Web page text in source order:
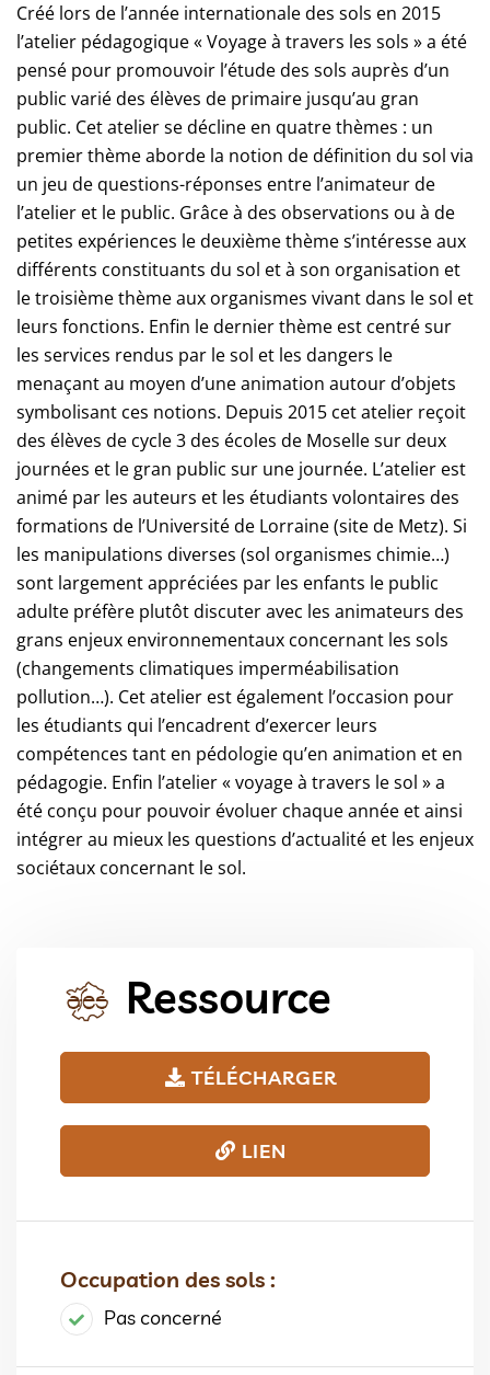
Créé lors de l’année internationale des sols en 2015
l’atelier pédagogique « Voyage à travers les sols » a été
pensé pour promouvoir l’étude des sols auprès d’un
public varié des élèves de primaire jusqu’au gran
public. Cet atelier se décline en quatre thèmes : un
premier thème aborde la notion de définition du sol via
un jeu de questions-réponses entre l’animateur de
l’atelier et le public. Grâce à des observations ou à de
petites expériences le deuxième thème s’intéresse aux
différents constituants du sol et à son organisation et
le troisième thème aux organismes vivant dans le sol et
leurs fonctions. Enfin le dernier thème est centré sur
les services rendus par le sol et les dangers le
menaçant au moyen d’une animation autour d’objets
symbolisant ces notions. Depuis 2015 cet atelier reçoit
des élèves de cycle 3 des écoles de Moselle sur deux
journées et le gran public sur une journée. L’atelier est
animé par les auteurs et les étudiants volontaires des
formations de l’Université de Lorraine (site de Metz). Si
les manipulations diverses (sol organismes chimie…)
sont largement appréciées par les enfants le public
adulte préfère plutôt discuter avec les animateurs des
grans enjeux environnementaux concernant les sols
(changements climatiques imperméabilisation
pollution…). Cet atelier est également l’occasion pour
les étudiants qui l’encadrent d’exercer leurs
compétences tant en pédologie qu’en animation et en
pédagogie. Enfin l’atelier « voyage à travers le sol » a
été conçu pour pouvoir évoluer chaque année et ainsi
intégrer au mieux les questions d’actualité et les enjeux
sociétaux concernant le sol.
Ressource
TÉLÉCHARGER
LIEN
Occupation des sols :
Pas concerné